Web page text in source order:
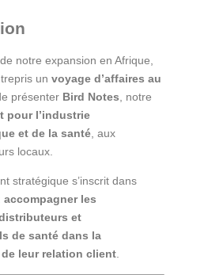
notre expansion en Afrique,
un voyage d’affaires au
présenter Bird Notes , notre
pour l’industrie
et de la santé , aux
locaux.
stratégique s’inscrit dans
accompagner les
et
de santé dans la
leur relation client